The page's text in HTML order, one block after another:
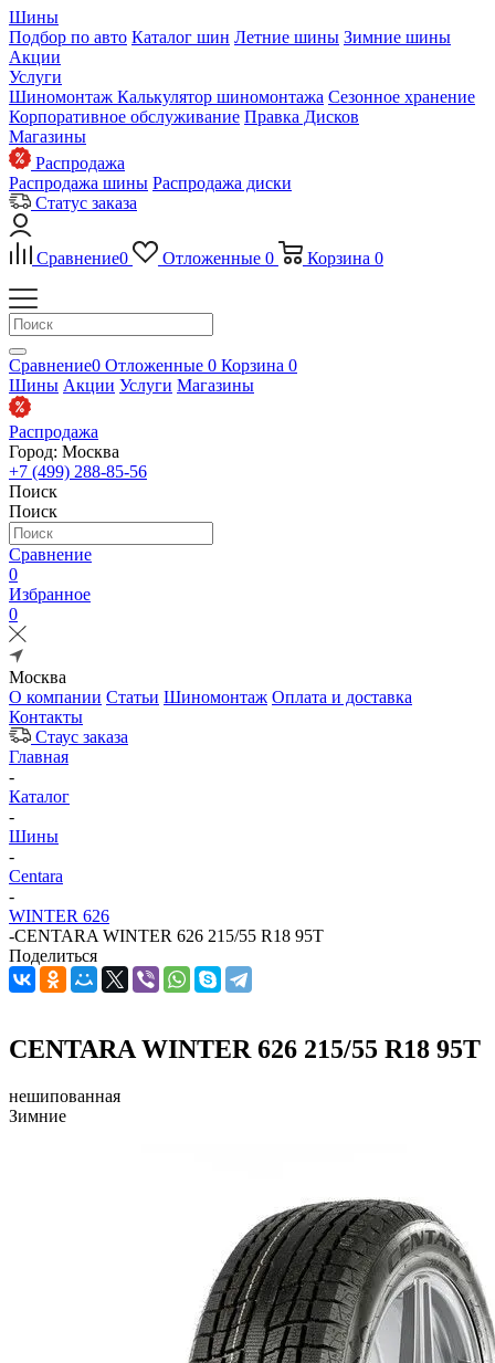
Шины
Подбор по авто Каталог шин Летние шины Зимние шины
Акции
Услуги
Шиномонтаж Калькулятор шиномонтажа Сезонное хранение
Корпоративное обслуживание Правка Дисков
Магазины
Распродажа
Распродажа шины Распродажа диски
Статус заказа
Сравнение0 Отложенные 0 Корзина 0
Сравнение0 Отложенные 0 Корзина 0
Шины Акции Услуги Магазины
Распродажа
Город: Москва
+7 (499) 288-85-56
Поиск
Поиск
Сравнение
0
Избранное
0
Москва
О компании Статьи Шиномонтаж Оплата и доставка
Контакты
Стаус заказа
Главная
-
Каталог
-
Шины
-
Centara
-
WINTER 626
-CENTARA WINTER 626 215/55 R18 95T
Поделиться
CENTARA WINTER 626 215/55 R18 95T
нешипованная
Зимние